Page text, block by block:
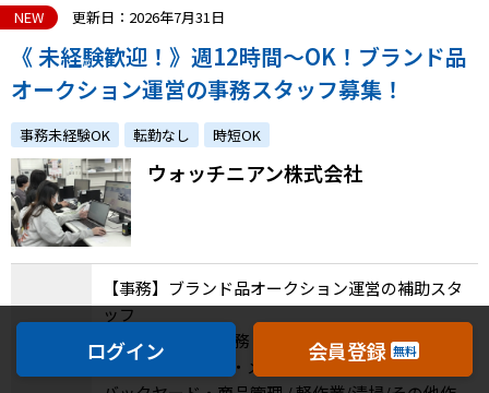
NEW 更新日：2026年7月31日
《 未経験歓迎！》週12時間～OK！ブランド品
オークション運営の事務スタッフ募集！
事務未経験OK 転勤なし 時短OK
ウォッチニアン株式会社
【事務】ブランド品オークション運営の補助スタ
ッフ
一般事務・営業事務 / 総務・人事 / 財務・経理 /
受付・秘書 / 庶務・メールルーム / その他事務 /
ログイン 会員登録 無料